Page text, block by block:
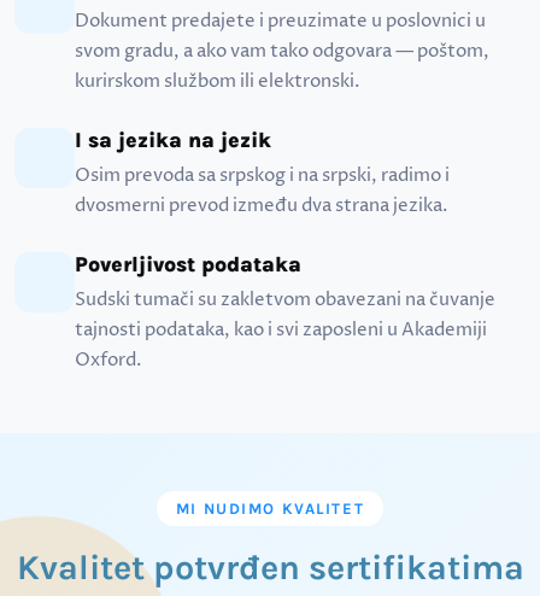
Dokument predajete i preuzimate u poslovnici u
svom gradu, a ako vam tako odgovara — poštom,
kurirskom službom ili elektronski.
I sa jezika na jezik
Osim prevoda sa srpskog i na srpski, radimo i
dvosmerni prevod između dva strana jezika.
Poverljivost podataka
Sudski tumači su zakletvom obavezani na čuvanje
tajnosti podataka, kao i svi zaposleni u Akademiji
Oxford.
MI NUDIMO KVALITET
Kvalitet potvrđen sertifikatima